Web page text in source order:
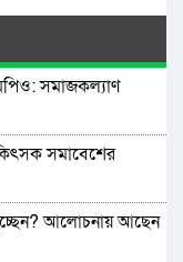
সমাজকল্যাণ
সমাবেশের
আলোচনায় আছেন